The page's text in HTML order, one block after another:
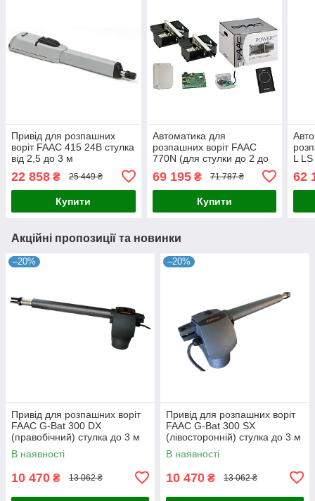
Привід для розпашних
воріт FAAC 415 24В стулка
від 2,5 до 3 м
22 858 ₴ 25 449 ₴
Купити
Автоматика для
розпашних воріт FAAC
770N (для стулки до 2 до
69 195₴ 71 787 ₴
Купити
L
62
Акційні пропозиції та новинки
–20%
Привід для розпашних воріт
FAAC G-Bat 300 DX
(правобічний) стулка до 3 м
В наявності
10 470 ₴ 13 062 ₴
–20%
Привід для розпашних воріт
FAAC G-Bat 300 SX
(лівосторонній) стулка до 3 м
В наявності
10 470 ₴ 13 062 ₴